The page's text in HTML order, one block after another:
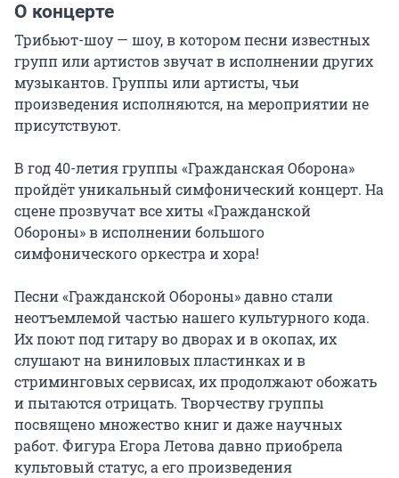
О концерте
Трибьют-шоу — шоу, в котором песни известных
групп или артистов звучат в исполнении других
музыкантов. Группы или артисты, чьи
произведения исполняются, на мероприятии не
присутствуют.
В год 40-летия группы «Гражданская Оборона»
пройдёт уникальный симфонический концерт. На
сцене прозвучат все хиты «Гражданской
Обороны» в исполнении большого
симфонического оркестра и хора!
Песни «Гражданской Обороны» давно стали
неотъемлемой частью нашего культурного кода.
Их поют под гитару во дворах и в окопах, их
слушают на виниловых пластинках и в
стриминговых сервисах, их продолжают обожать
и пытаются отрицать. Творчеству группы
посвящено множество книг и даже научных
работ. Фигура Егора Летова давно приобрела
культовый статус, а его произведения